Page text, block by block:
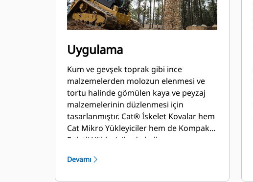
Uygulama
Kum ve gevşek toprak gibi ince
malzemelerden molozun elenmesi ve
tortu halinde gömülen kaya ve peyzaj
malzemelerinin düzlenmesi için
tasarlanmıştır. Cat® İskelet Kovalar hem
Cat Mikro Yükleyiciler hem de Kompakt
Paletli Yükleyicilerde kullanıma
Devamı